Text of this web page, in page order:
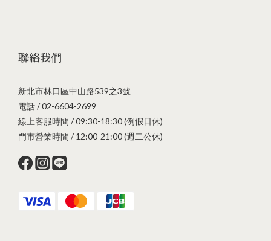
聯絡我們
新北市林口區中山路539之3號
電話 / 02-6604-2699
線上客服時間 / 09:30-18:30 (例假日休)
門市營業時間 / 12:00-21:00 (週二公休)